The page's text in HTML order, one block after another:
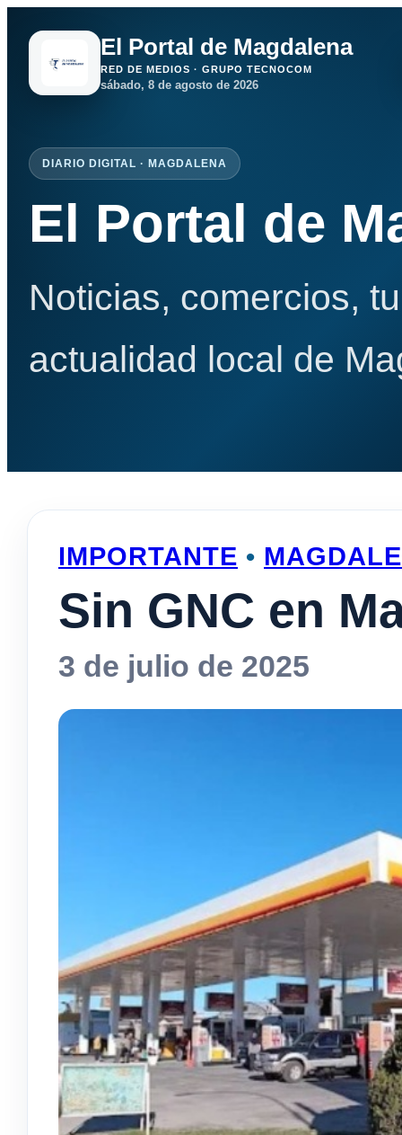
El Portal de Magdalena
RED DE MEDIOS · GRUPO TECNOCOM
sábado, 8 de agosto de 2026
DIARIO DIGITAL · MAGDALENA
El Portal de
Noticias, comercios,
actualidad local de
IMPORTANTE •
Sin GNC en
3 de julio de 2025